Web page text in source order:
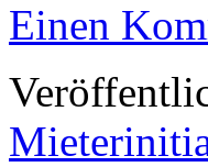
Einen